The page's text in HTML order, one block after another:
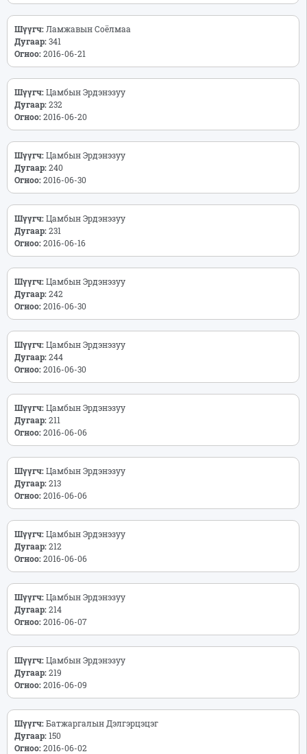
Шүүгч: Ламжавын Соёлмаа
Дугаар:341
Огноо:2016-06-21
Шүүгч:Цамбын Эрдэнэзуу
Дугаар:232
Огноо:2016-06-20
Шүүгч:Цамбын Эрдэнэзуу
Дугаар:240
Огноо:2016-06-30
Шүүгч:Цамбын Эрдэнэзуу
Дугаар:231
Огноо:2016-06-16
Шүүгч:Цамбын Эрдэнэзуу
Дугаар:242
Огноо:2016-06-30
Шүүгч:Цамбын Эрдэнэзуу
Дугаар:244
Огноо:2016-06-30
Шүүгч:Цамбын Эрдэнэзуу
Дугаар:211
Огноо:2016-06-06
Шүүгч:Цамбын Эрдэнэзуу
Дугаар:213
Огноо:2016-06-06
Шүүгч:Цамбын Эрдэнэзуу
Дугаар:212
Огноо:2016-06-06
Шүүгч:Цамбын Эрдэнэзуу
Дугаар:214
Огноо:2016-06-07
Шүүгч:Цамбын Эрдэнэзуу
Дугаар:219
Огноо:2016-06-09
Шүүгч:Батжаргалын Дэлгэрцэцэг
Дугаар:150
Огноо:2016-06-02